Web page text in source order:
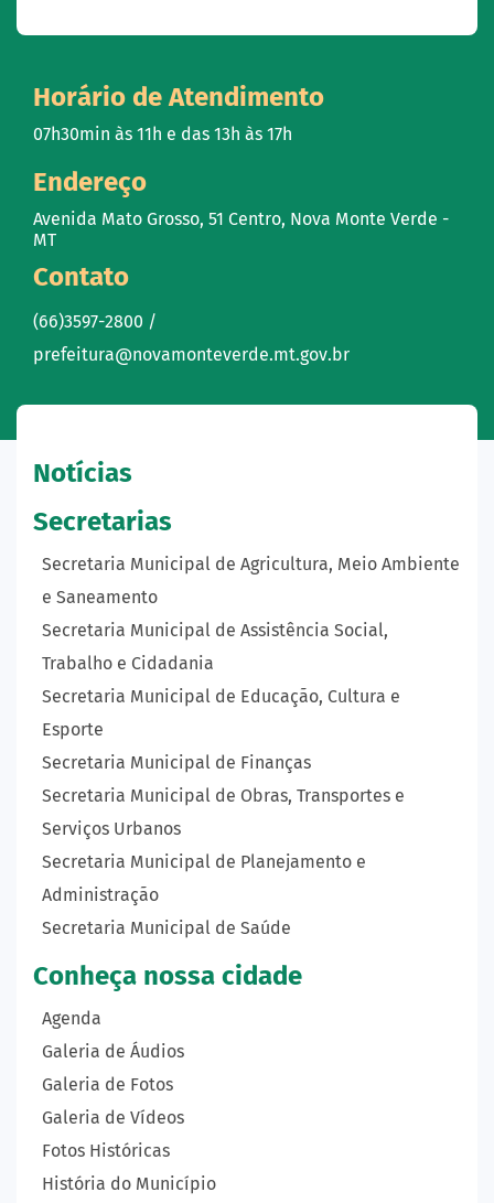
Horário de Atendimento
07h30min às 11h e das 13h às 17h
Endereço
Avenida Mato Grosso, 51 Centro, Nova Monte Verde -
MT
Contato
(66)3597-2800 /
prefeitura@novamonteverde.mt.gov.br
Notícias
Secretarias
Secretaria Municipal de Agricultura, Meio Ambiente
e Saneamento
Secretaria Municipal de Assistência Social,
Trabalho e Cidadania
Secretaria Municipal de Educação, Cultura e
Esporte
Secretaria Municipal de Finanças
Secretaria Municipal de Obras, Transportes e
Serviços Urbanos
Secretaria Municipal de Planejamento e
Administração
Secretaria Municipal de Saúde
Conheça nossa cidade
Agenda
Galeria de Áudios
Galeria de Fotos
Galeria de Vídeos
Fotos Históricas
História do Município